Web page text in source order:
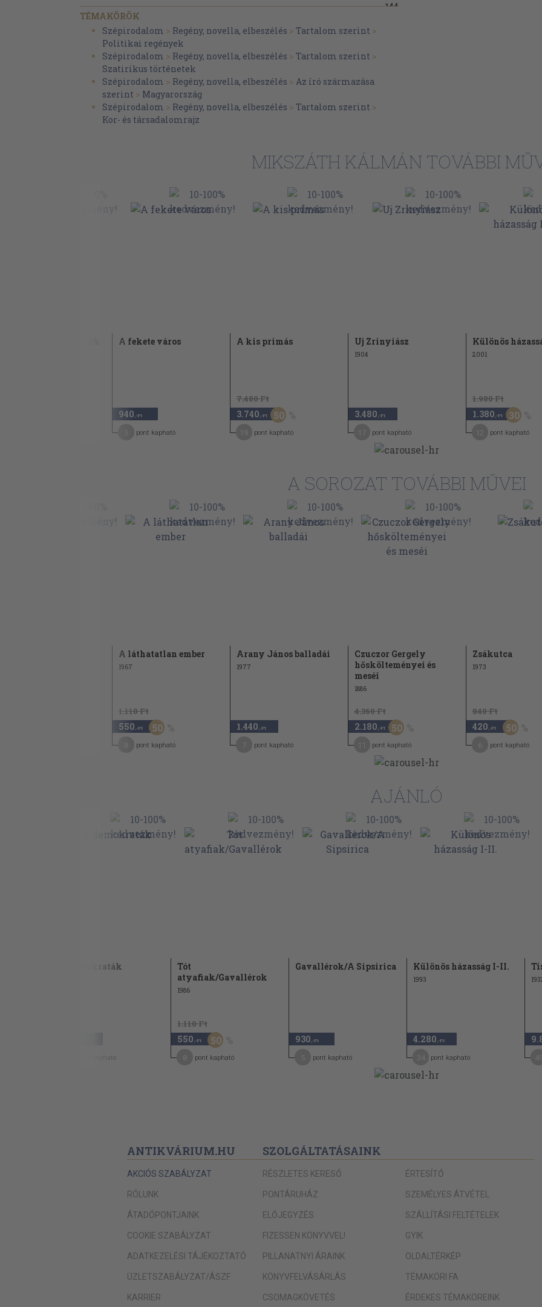
A katasztrófa
144
A Parlament
A megoldás
Epilóg
TÉMAKÖRÖK
Szépirodalom > Regény, novella, elbeszélés > Tartalom szerint >
Politikai regények
Szépirodalom > Regény, novella, elbeszélés > Tartalom szerint >
Szatirikus történetek
Szépirodalom > Regény, novella, elbeszélés > Az író származása
szerint > Magyarország
Szépirodalom > Regény, novella, elbeszélés > Tartalom szerint >
Kor- és társadalomrajz
MIKSZÁTH KÁLMÁN TOVÁBBI
A fekete város
940 ,-Ft
pont kapható
A kis primás
7.480 Ft
3.740 ,-Ft 50
pont kapható
Uj Zrinyiász
1904
3.480 ,-Ft
pont kapható
Különös
2001
1.980 Ft
1.380 ,-Ft 30
pont kapható
A SOROZAT TOVÁBBI MŰVEI
A láthatatlan ember
1967
1.110 Ft
550 ,-Ft 50
pont kapható
Arany János balladái
1977
1.440 ,-Ft
pont kapható
Czuczor Gergely
hőskölteményei és
meséi
1886
4.360 Ft
2.180 ,-Ft 50
pont kapható
Zsákutca
1973
840 Ft
420 ,-Ft 50
pont kapható
AJÁNLÓ
A demokraták
pont kapható
Tót
atyafiak/Gavallérok
1986
1.110 Ft
550 ,-Ft 50
pont kapható
Gavallérok/A Sipsirica
930 ,-Ft
pont kapható
Különös házasság I-II.
1993
4.280 ,-Ft
pont kapható
ANTIKVÁRIUM.HU
AKCIÓS SZABÁLYZAT
RÓLUNK
ÁTADÓPONTJAINK
COOKIE SZABÁLYZAT
ADATKEZELÉSI TÁJÉKOZTATÓ
ÜZLETSZABÁLYZAT/ÁSZF
KARRIER
SZOLGÁLTATÁSAINK
RÉSZLETES KERESŐ
PONTÁRUHÁZ
ELŐJEGYZÉS
FIZESSEN KÖNYVVEL!
PILLANATNYI ÁRAINK
KÖNYVFELVÁSÁRLÁS
CSOMAGKÖVETÉS
ÉRTESÍTŐ
SZEMÉLYES ÁTVÉTEL
SZÁLLÍTÁSI FELTÉTELEK
GYIK
OLDALTÉRKÉP
TÉMAKÖRI FA
ÉRDEKES TÉMAKÖREINK